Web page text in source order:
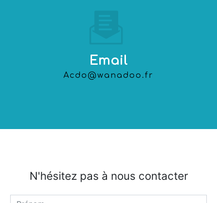
Email
acdo@wanadoo.fr
N'hésitez pas à nous contacter